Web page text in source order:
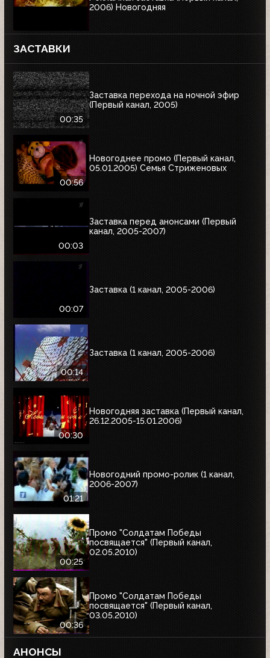
2006) Новогодняя
ЗАСТАВКИ
00:35
Заставка перехода на ночной эфир
(Первый канал, 2005)
00:56
Новогоднее промо (Первый канал,
05.01.2005) Семья Стриженовых
00:03
Заставка перед анонсами (Первый
канал, 2005-2007)
00:07
Заставка (1 канал, 2005-2006)
00:14
Заставка (1 канал, 2005-2006)
00:30
Новогодняя заставка (Первый канал,
26.12.2005-15.01.2006)
01:21
Новогодний промо-ролик (1 канал,
2006-2007)
00:25
Промо "Солдатам Победы
посвящается" (Первый канал,
02.05.2010)
00:36
Промо "Солдатам Победы
посвящается" (Первый канал,
03.05.2010)
АНОНСЫ